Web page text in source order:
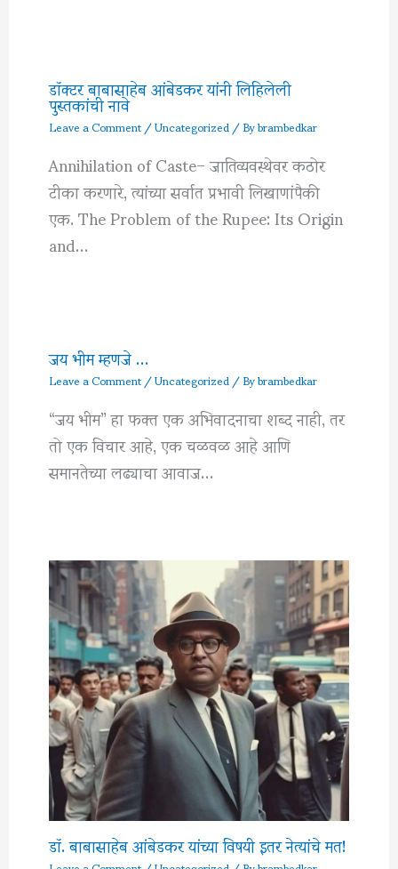
डॉक्टर बाबासाहेब आंबेडकर यांनी लिहिलेली
पुस्तकांची नावे
Leave a Comment/Uncategorized/ Bybrambedkar
Annihilation of Caste– जातिव्यवस्थेवर कठोर
टीका करणारे, त्यांच्या सर्वात प्रभावी लिखाणांपैकी
एक. The Problem of the Rupee: Its Origin
and…
जय भीम म्हणजे …
Leave a Comment/Uncategorized/ Bybrambedkar
“जय भीम” हा फक्त एक अभिवादनाचा शब्द नाही, तर
तो एक विचार आहे, एक चळवळ आहे आणि
समानतेच्या लढ्याचा आवाज…
डॉ. बाबासाहेब आंबेडकर यांच्या विषयी इतर नेत्यांचे मत!